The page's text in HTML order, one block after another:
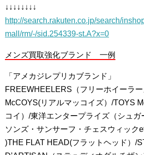
↓↓↓↓↓↓↓↓
http://search.rakuten.co.jp/search/
mall/rm/-/sid.254339-st.A?x=0
メンズ買取強化ブランド 一例
「アメカジレプリカブランド」
FREEWHEELERS（フリーホイーラ
McCOYS(リアルマッコイズ）/TOYS
コイ）/東洋エンタープライズ（シュガ
ソンズ・サンサーフ・チェスウィック
)THE FLAT HEAD(フラットヘッド）/